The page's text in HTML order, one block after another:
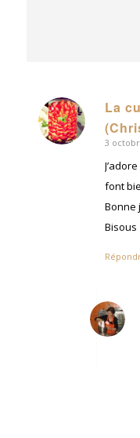
La
dit
:
3
font
Bonne
Bisous